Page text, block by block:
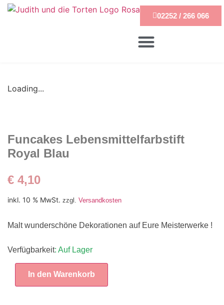
02252 / 266 066
Loading...
Funcakes Lebensmittelfarbstift
Royal Blau
€ 4,10
inkl. 10 % MwSt. zzgl. Versandkosten
Malt wunderschöne Dekorationen auf Eure Meisterwerke !
Verfügbarkeit: Auf Lager
In den Warenkorb